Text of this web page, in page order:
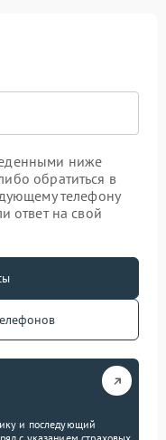
ниже
обратиться в
телефону
ответ на свой
и последующий